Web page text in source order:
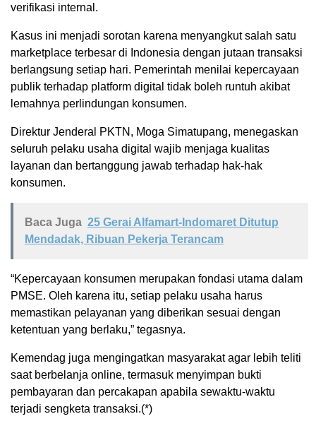
verifikasi internal.
Kasus ini menjadi sorotan karena menyangkut salah satu
marketplace terbesar di Indonesia dengan jutaan transaksi
berlangsung setiap hari. Pemerintah menilai kepercayaan
publik terhadap platform digital tidak boleh runtuh akibat
lemahnya perlindungan konsumen.
Direktur Jenderal PKTN, Moga Simatupang, menegaskan
seluruh pelaku usaha digital wajib menjaga kualitas
layanan dan bertanggung jawab terhadap hak-hak
konsumen.
Baca Juga 25 Gerai Alfamart-Indomaret Ditutup
Mendadak, Ribuan Pekerja Terancam
“Kepercayaan konsumen merupakan fondasi utama dalam
PMSE. Oleh karena itu, setiap pelaku usaha harus
memastikan pelayanan yang diberikan sesuai dengan
ketentuan yang berlaku,” tegasnya.
Kemendag juga mengingatkan masyarakat agar lebih teliti
saat berbelanja online, termasuk menyimpan bukti
pembayaran dan percakapan apabila sewaktu-waktu
terjadi sengketa transaksi.(*)